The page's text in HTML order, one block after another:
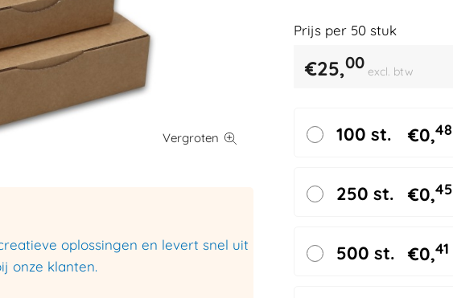
oplossingen en levert snel uit
onze klanten.
Prijs per 50stuk
€25,00 excl. btw
100 st. €0,48
250 st. €0,45
500 st. €0,41